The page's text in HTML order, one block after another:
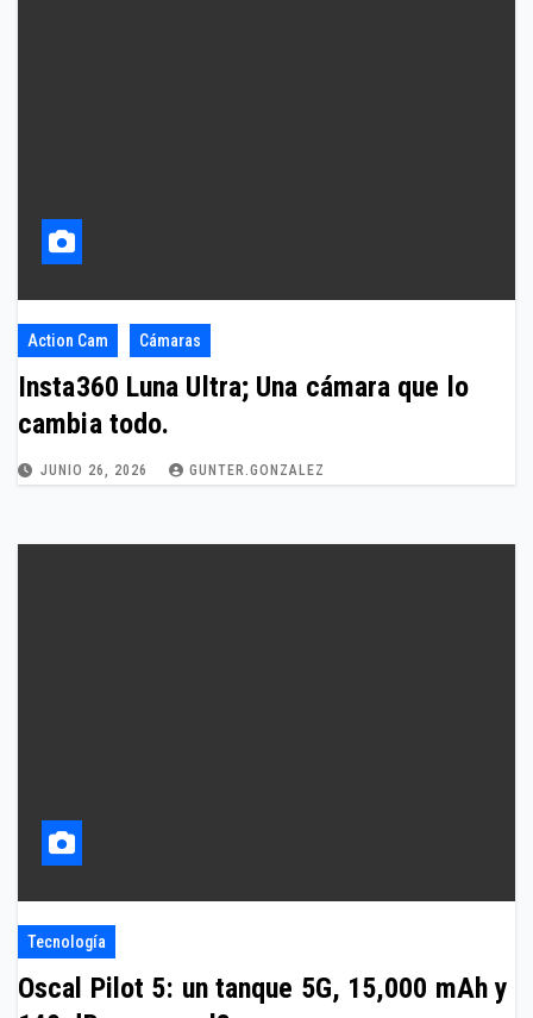
Action Cam Cámaras
Insta360 Luna Ultra; Una cámara que lo
cambia todo.
JUNIO 26, 2026 GUNTER.GONZALEZ
Tecnología
Oscal Pilot 5: un tanque 5G, 15,000 mAh y